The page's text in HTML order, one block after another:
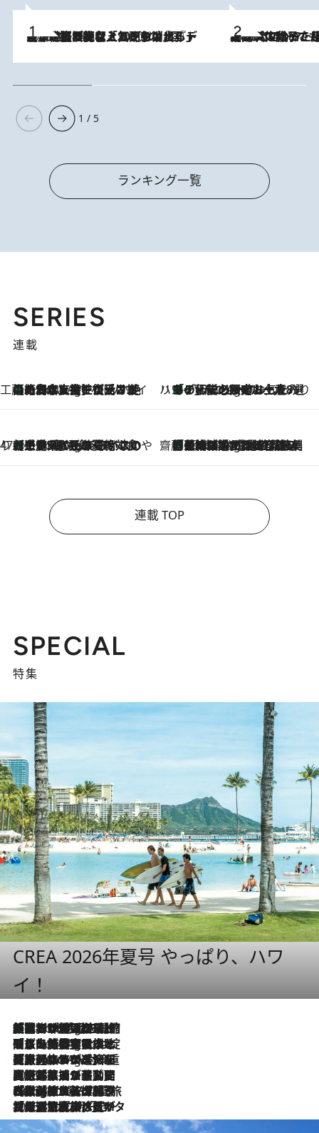
2026.8.5
【なぜ吉沢亮は「気配を消せる」のか？】興行収入208億の『国宝』を経て挑むミュージカル『ディア・エヴァン・ハンセン』。トップ俳優が舞台上でさらけ出した“孤独”とは 2026.8.5
【阿川佐和子さんの年とる力】なぜ70代で始めた趣味は“こんなに楽しい”のか？ ピアノ、俳句…スランプに陥っても続けられる“ある秘訣”とは
1 / 5
ランキング一覧
SERIES
連載
工藤まやのおもてなしハワイ
1 Hour Ago
【ハワイ土産】ローカルの絶大な支持で復活！ 絶品の幻クッキー《元ファンの日本人女性が受け継いだ名店》 ハワイ賢者 リサのお気に入りリスト1 Hour Ago
あの伝説の限定トートも！ リニューアルした「ディーン＆デルーカ ハワイ」で必須のお土産8選
47都道府県の手みやげ ひんやりスイーツで夏を満喫
1 Hour Ago
【三重県】この夏絶対食べたい 冷やしておいしいおやつ3選 お餅×アイスの新感覚スイーツ 齋藤 薫 美容脳ルネサンス
1 Hour Ago
「荷物が増えるほど旅ストレスは増す」美容ジャーナリストがたどり着いた最終結論。“化粧品を劇的に減らす”感動の凝縮美容とは
連載 TOP
SPECIAL
特集
CREA 2026年夏号 やっぱり、ハワ
イ！
1 Hour Ago
「荷物が増えるほど旅ストレスは増す」美容ジャーナリストがたどり着いた最終結論。“化粧品を劇的に減らす”感動の凝縮美容とは
1 Hour Ago
「旅先には金髪ウィッグを持参」日本と同じメイクでは損してる!? 美容ジャーナリストが提案する“掟破りの旅美容”とは
1 Hour Ago
【厳選旅コスメ】「身軽さ＆UV対策重視！」ヘアアーティストshucoが選んだ夏旅ベストコスメを発表【Mサイズジップ】
2026.8.5
【厳選旅コスメ】国内をあちこち移動する河井菜摘が選んだ夏旅ベストコスメ発表！「リラックスアイテムはマスト」【Mサイズジップ】
2026.8.4
【厳選旅コスメ】「紫外線＆乾燥対策しながらメイク感も！」ヘア＆メイクGeorgeが選んだ夏旅ベストコスメを発表！【Mサイズジップ】
2026.8.3
【厳選旅コスメ】「保湿もタイパ重視！」“サウナ好き”タレント清水みさとが愛用する夏旅ベストコスメを発表！【Mサイズジップ】